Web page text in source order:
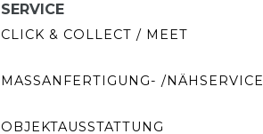
SERVICE
CLICK & COLLECT / MEET
MASSANFERTIGUNG- /NÄHSERVICE
OBJEKTAUSSTATTUNG